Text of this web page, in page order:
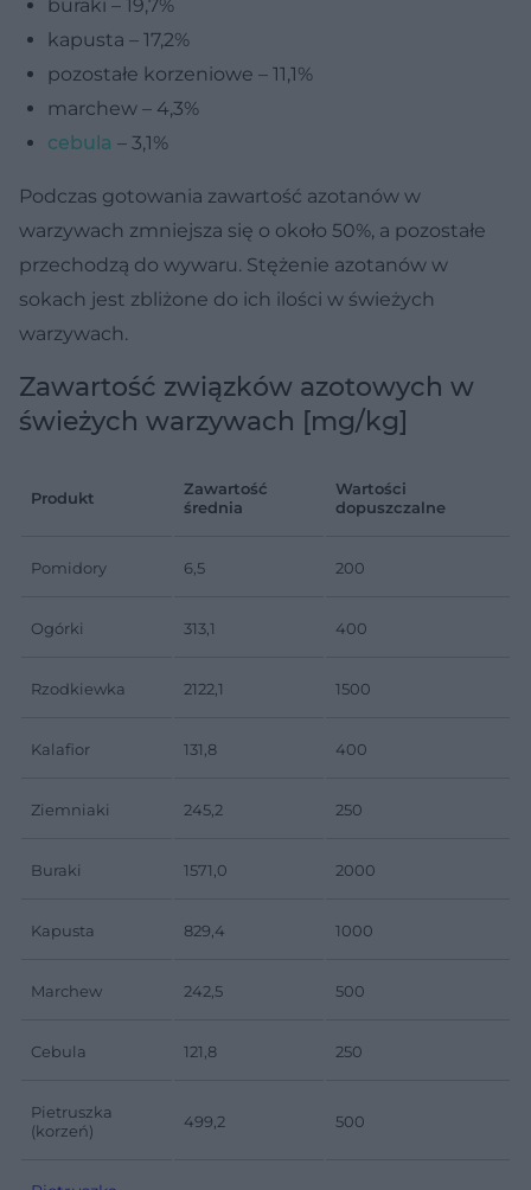
buraki – 19,7%
kapusta – 17,2%
pozostałe korzeniowe – 11,1%
marchew – 4,3%
cebula – 3,1%
Podczas gotowania zawartość azotanów w
warzywach zmniejsza się o około 50%, a pozostałe
przechodzą do wywaru. Stężenie azotanów w
sokach jest zbliżone do ich ilości w świeżych
warzywach.
Zawartość związków azotowych w
świeżych warzywach [mg/kg]
Produkt
Zawartość
średnia
Wartości
dopuszczalne
Pomidory 6,5 200
Ogórki 313,1 400
Rzodkiewka 2122,1 1500
Kalafior 131,8 400
Ziemniaki 245,2 250
Buraki 1571,0 2000
Kapusta 829,4 1000
Marchew 242,5 500
Cebula 121,8 250
Pietruszka
(korzeń)
499,2 500